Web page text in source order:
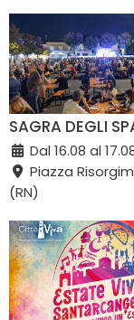
SAGRA DEGLI
Dal 16.08 al
Piazza
(RN)